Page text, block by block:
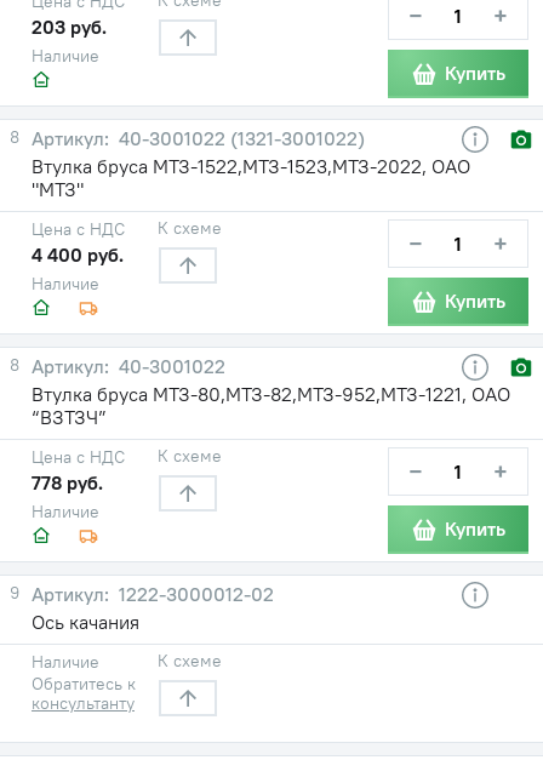
Наличие
203 руб. − +
Купить
8
40-3001022 (1321-3001022)
Втулка бруса МТЗ-1522,МТЗ-1523,МТЗ-2022, ОАО
"МТЗ"
Наличие
Цена с НДС
4 400 руб.
К схеме − +
Купить
8
40-3001022
Втулка бруса МТЗ-80,МТЗ-82,МТЗ-952,МТЗ-1221, ОАО
“ВЗТЗЧ”
Наличие
Цена с НДС
778 руб.
К схеме − +
Купить
9
1222-3000012-02
Ось качания
Наличие
Обратитесь к
консультанту
К схеме